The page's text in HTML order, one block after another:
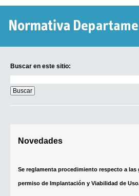
Buscar en este sitio:
en
este
sitio:
Novedades
Se reglamenta procedimiento respecto a las
permiso de Implantación y Viabilidad de